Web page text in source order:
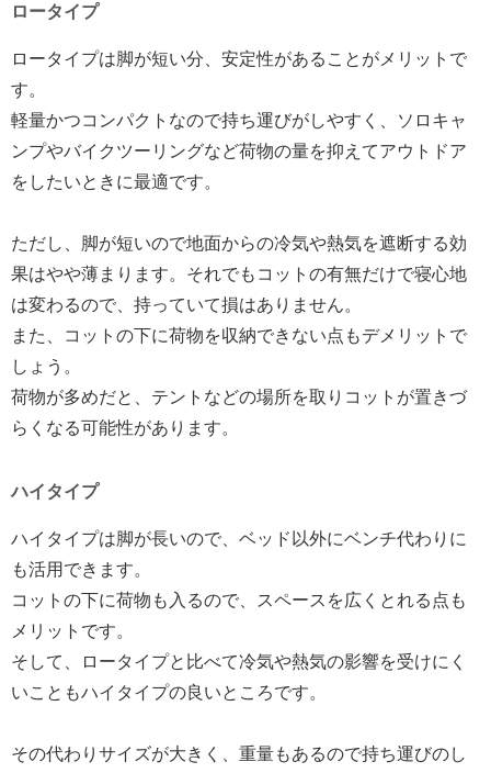
ロータイプ
ロータイプは脚が短い分、安定性があることがメリットで
す。
軽量かつコンパクトなので持ち運びがしやすく、ソロキャ
ンプやバイクツーリングなど荷物の量を抑えてアウトドア
をしたいときに最適です。
ただし、脚が短いので地面からの冷気や熱気を遮断する効
果はやや薄まります。それでもコットの有無だけで寝心地
は変わるので、持っていて損はありません。
また、コットの下に荷物を収納できない点もデメリットで
しょう。
荷物が多めだと、テントなどの場所を取りコットが置きづ
らくなる可能性があります。
ハイタイプ
ハイタイプは脚が長いので、ベッド以外にベンチ代わりに
も活用できます。
コットの下に荷物も入るので、スペースを広くとれる点も
メリットです。
そして、ロータイプと比べて冷気や熱気の影響を受けにく
いこともハイタイプの良いところです。
その代わりサイズが大きく、重量もあるので持ち運びのし